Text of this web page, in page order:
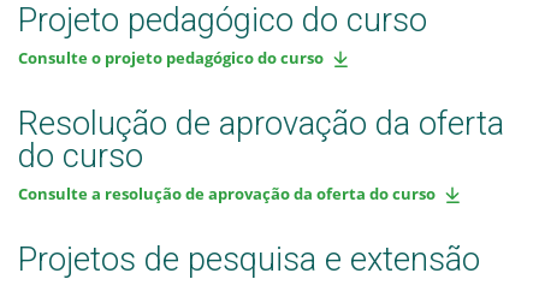
Projeto pedagógico do curso
Consulte o projeto pedagógico do curso
Resolução de aprovação da oferta
do curso
Consulte a resolução de aprovação da oferta do curso
Projetos de pesquisa e extensão